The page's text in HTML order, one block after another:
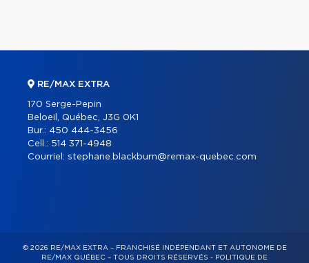
RE/MAX EXTRA
170 Serge-Pepin
Beloeil, Québec, J3G 0K1
Bur.: 450 444-3456
Cell.: 514 371-4948
Courriel: stephane.blackburn@remax-quebec.com
© 2026 RE/MAX EXTRA – FRANCHISÉ INDÉPENDANT ET AUTONOME DE
RE/MAX QUÉBEC – TOUS DROITS RÉSERVÉS - POLITIQUE DE